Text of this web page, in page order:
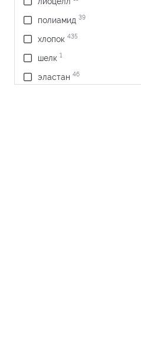
полиамид 39
хлопок 435
шелк 1
эластан 46